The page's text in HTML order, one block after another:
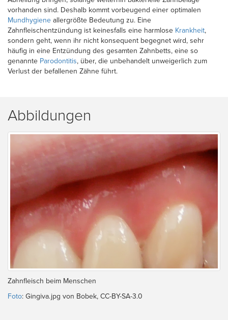
vorhanden sind. Deshalb kommt vorbeugend einer optimalen
Mundhygiene allergrößte Bedeutung zu. Eine
Zahnfleischentzündung ist keinesfalls eine harmlose Krankheit,
sondern geht, wenn ihr nicht konsequent begegnet wird, sehr
häufig in eine Entzündung des gesamten Zahnbetts, eine so
genannte Parodontitis, über, die unbehandelt unweigerlich zum
Verlust der befallenen Zähne führt.
Abbildungen
Zahnfleisch beim Menschen
Foto: Gingiva.jpg von Bobek, CC-BY-SA-3.0